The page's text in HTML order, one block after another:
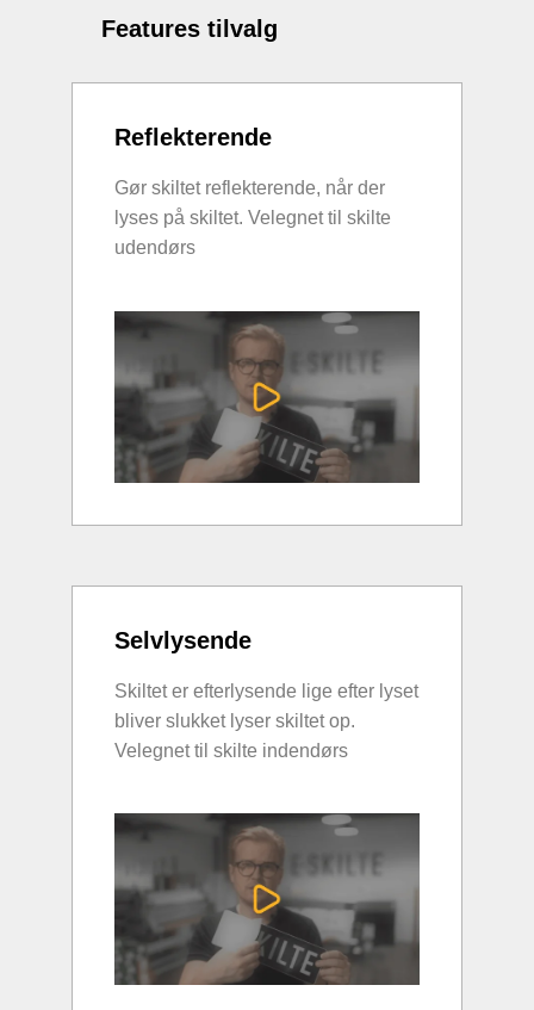
Features tilvalg
Reflekterende
Gør skiltet reflekterende, når der
lyses på skiltet. Velegnet til skilte
udendørs
Selvlysende
Skiltet er efterlysende lige efter lyset
bliver slukket lyser skiltet op.
Velegnet til skilte indendørs